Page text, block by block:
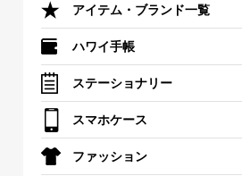
アイテム・ブランド一覧
ハワイ手帳
ステーショナリー
スマホケース
ファッション